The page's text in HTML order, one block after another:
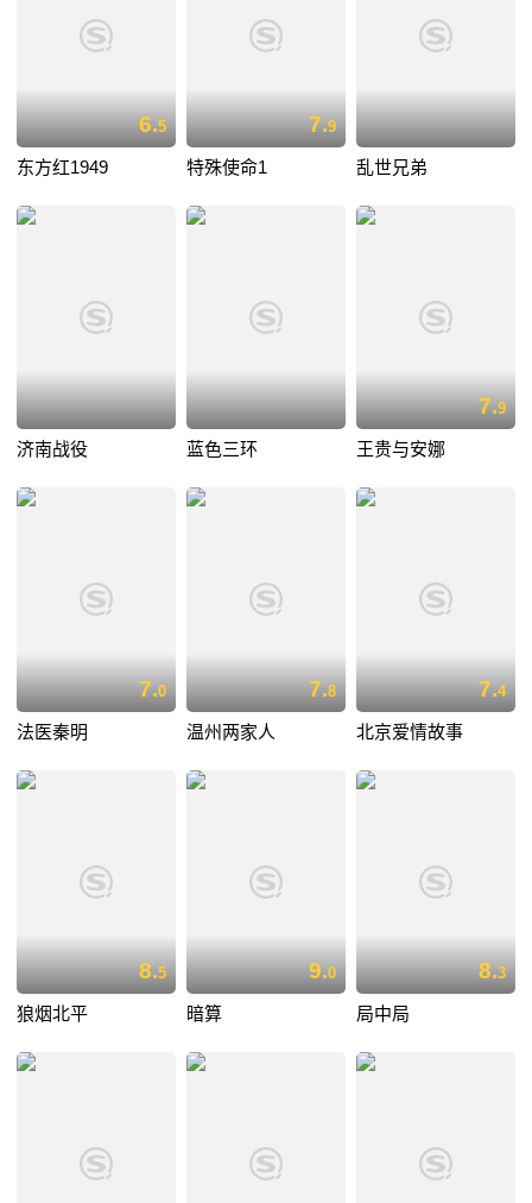
6.5
东方红1949
7.9
特殊使命1 乱世兄弟
济南战役 蓝色三环
7.9
王贵与安娜
7.0
法医秦明
7.8
温州两家人
7.4
北京爱情故事
8.5
狼烟北平
9.0
暗算
8.3
局中局